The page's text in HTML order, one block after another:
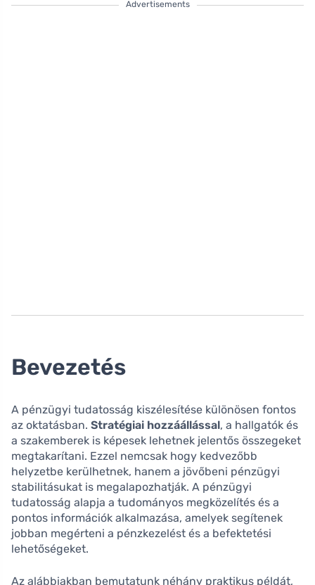
Advertisements
Bevezetés
A pénzügyi tudatosság kiszélesítése különösen fontos
az oktatásban. Stratégiai hozzáállással, a hallgatók és
a szakemberek is képesek lehetnek jelentős összegeket
megtakarítani. Ezzel nemcsak hogy kedvezőbb
helyzetbe kerülhetnek, hanem a jövőbeni pénzügyi
stabilitásukat is megalapozhatják. A pénzügyi
tudatosság alapja a tudományos megközelítés és a
pontos információk alkalmazása, amelyek segítenek
jobban megérteni a pénzkezelést és a befektetési
lehetőségeket.
Az alábbiakban bemutatunk néhány praktikus példát,